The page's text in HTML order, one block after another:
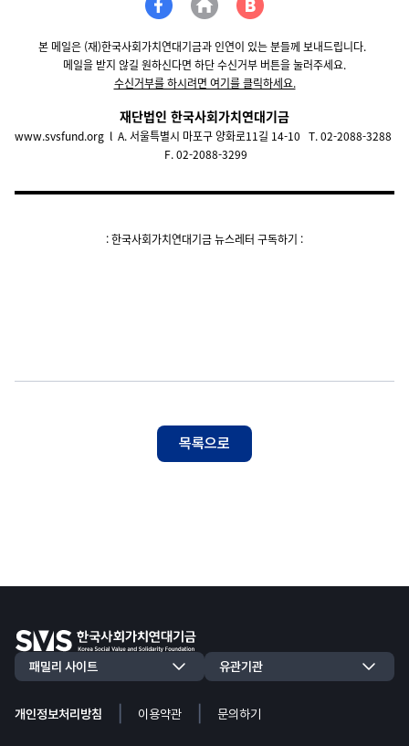
본 메일은 (재)한국사회가치연대기금과 인연이 있는 분들께 보내드립니다.
메일을 받지 않길 원하신다면 하단 수신거부 버튼을 눌러주세요.
수신거부를 하시려면 여기를 클릭하세요.
재단법인 한국사회가치연대기금
www.svsfund.org l A. 서울특별시 마포구 양화로11길 14-10 T. 02-2088-3288
F. 02-2088-3299
: 한국사회가치연대기금 뉴스레터 구독하기 :
목록으로
개인정보처리방침 이용약관 문의하기